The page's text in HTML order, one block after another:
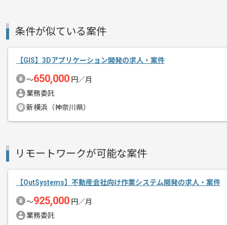
メント
2015年度から開発体制を刷新し、
GolangやRuby on Rails、AWS等の新技
さらなるスキルアップをしたい方にお
条件が似ている案件
【GIS】3Dアプリケーション開発の求人・案件
〜650,000 円／月
業務委託
新横浜（神奈川県）
リモートワークが可能な案件
【OutSystems】不動産会社向け作業システム開発の求人・案件
〜925,000 円／月
業務委託